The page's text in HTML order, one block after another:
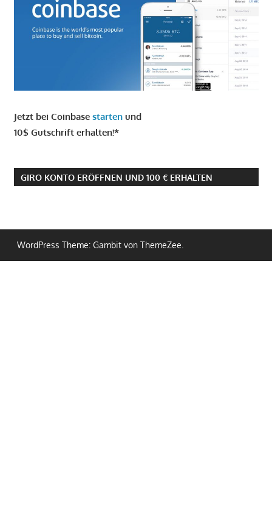
Jetzt bei Coinbase startenund
10$ Gutschrift erhalten!*
GIRO KONTO ERÖFFNEN UND 100 € ERHALTEN
WordPress Theme: Gambit von ThemeZee.